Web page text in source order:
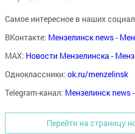
Самое интересное в наших
ВКонтакте: Мензелинск news -
MAX: Новости Мензелинска -
Одноклассники: ok.ru/menzelinsk
Telegram-канал: Мензелинск news
Перейти на страницу